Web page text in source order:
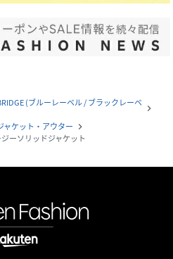
(ブルーレーベル / ブラックレーベ navigate_next
ャケット・アウター navigate_next
ーソリッドジャケット